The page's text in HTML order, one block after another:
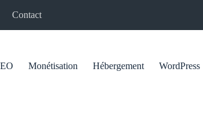
Contact
Monétisation Hébergement WordPress